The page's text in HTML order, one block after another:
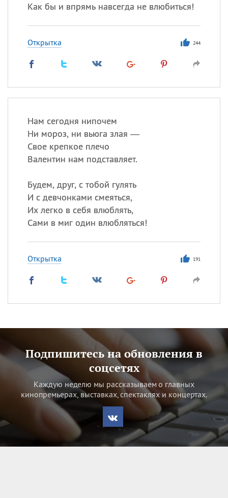
Как бы и впрямь навсегда не влюбиться!
Открытка 244
Нам сегодня нипочем
Ни мороз, ни вьюга злая —
Свое крепкое плечо
Валентин нам подставляет.
Будем, друг, с тобой гулять
И с девчонками смеяться,
Их легко в себя влюблять,
Сами в миг один влюбляться!
Открытка 191
Подпишитесь на обновления в
соцсетях
Каждую неделю мы рассказываем о главных
кинопремьерах, выставках, спектаклях и концертах.